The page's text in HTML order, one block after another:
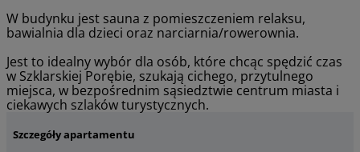
W budynku jest sauna z pomieszczeniem relaksu,
bawialnia dla dzieci oraz narciarnia/rowerownia.
Jest to idealny wybór dla osób, które chcąc spędzić czas
w Szklarskiej Porębie, szukają cichego, przytulnego
miejsca, w bezpośrednim sąsiedztwie centrum miasta i
ciekawych szlaków turystycznych.
Szczegóły apartamentu